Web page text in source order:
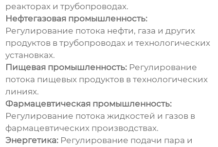
реакторах и трубопроводах.
Нефтегазовая промышленность:
Регулирование потока нефти, газа и других
продуктов в трубопроводах и технологических
установках.
Пищевая промышленность: Регулирование
потока пищевых продуктов в технологических
линиях.
Фармацевтическая промышленность:
Регулирование потока жидкостей и газов в
фармацевтических производствах.
Энергетика: Регулирование подачи пара и